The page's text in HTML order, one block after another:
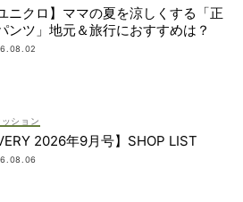
ユニクロ】ママの夏を涼しくする「正
ンツ」地元＆旅行におすすめは？
ション
VERY 2026年9月号】SHOP LIST